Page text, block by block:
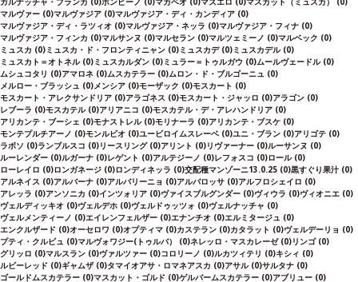
マルヴァー (0)マルヴァジア (0)マルヴァジア・ディ・カンディア (0)
マルヴァジア・ディ・ラツィオ (0)マルヴァジア・ネッラ (0)マルヴァジア・フィナ (0)
マルヴァジア・フィンカ (0)マルサンヌ (0)マルセラン (0)マルツェミーノ (0)マルベック (0)
ミュスカ (0)ミュスカ・ド・フロンティニャン (0)ミュスカデ (0)ミュスカデル (0)
ミュスカト＝オトネル (0)ミュスカルダン (0)ミュラー＝トゥルガウ (0)ムールヴェードル (0)
ムシュコタリ (0)アマロネ (0)ムスカテラー (0)ムロン・ド・ブルゴーニュ (0)
メルロー・ブラッシュ (0)メンシア (0)モーザック (0)モスカート (0)
モスカート・アレクサンドリア (0)アラゴネス (0)モスカート・ジャッロ (0)アラゴン (0)
レブーラ (0)モスカテル (0)アリアニコ (0)モスカテル・デ・アレハンドリア (0)
アリカンテ・ブーシェ (0)モナストレル (0)モリナーラ (0)アリカンテ・ブスケ (0)
モンテプルチアーノ (0)モンルビオ (0)ユービロイムスレーベ (0)ユニ・ブラン (0)アリゴテ (0)
ラボソ (0)ランブルスコ (0)リースリング (0)アリント (0)リヴァーナー (0)ルーサンヌ (0)
ルーレンダー (0)ルガーナ (0)レゲント (0)アルテジーノ (0)レフォスコ (0)ロール (0)
ローレイロ (0)ロンガネージ (0)ロンディネッラ (0)交配種マンゾーニ13.0.25 (0)黒すぐり果汁 (0)
アルネイス (0)アルバーナ (0)アルバリーニョ (0)アルバロッサ (0)アルフロシェイロ (0)
アレッラ (0)アンソニカ (0)インツォリア (0)ヴァイスブルグンダー (0)ヴィウラ (0)ヴィオニエ (0)
ヴェルディッキオ (0)ヴェルデホ (0)ヴェルドゥッツォ (0)ヴェルナッチャ (0)
ヴェルメンティーノ (0)エイレンフェルザー (0)エナンチオ (0)エルミタージュ (0)
エンクルザード (0)オーセロワ (0)オプティマ (0)カステラン (0)カタラット (0)ヴェルデーリョ (0)
プティ・クルビュ (0)マルヴォワジー(トゥルバ） (0)ネレッロ・マスカレーゼ (0)リンゴ (0)
グリッロ (0)マルスラン (0)ヴァルツァー (0)コロリーノ (0)ルカツィテリ (0)キシィ (0)
ルビーレッド (0)ギャムザ (0)タマイオアサ・ロマネアスカ (0)アサル (0)サルタナ (0)
ゴールドムスカテラー (0)マスカット・ゴルド (0)ゲルバームスカテラー (0)アブリュー (0)